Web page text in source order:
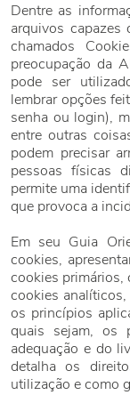
Dentre as
arquivos capazes
chamados
preocupação da
pode ser
lembrar opções
senha ou login),
entre outras
podem precisar
pessoas físicas
permite uma
que provoca a
Em seu Guia
cookies,
cookies primários,
cookies
os princípios
quais sejam, os
adequação e do
detalha os
utilização e como